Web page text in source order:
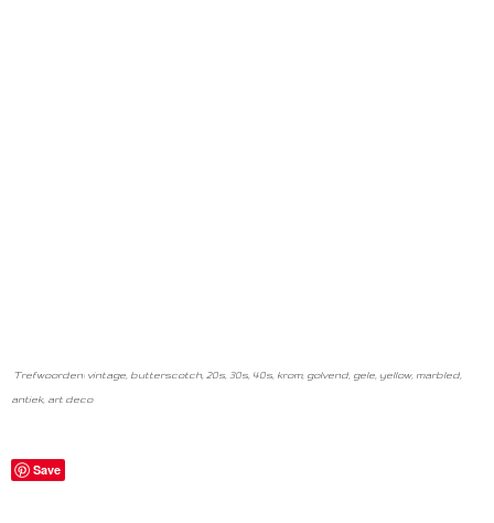
Trefwoorden: vintage, butterscotch, 20s, 30s, 40s, krom, golvend, gele, yellow, marbled,
antiek, art deco
Save